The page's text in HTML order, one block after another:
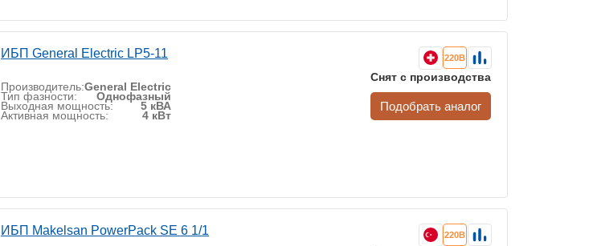
ИБП General Electric LP5-11
Производитель:General Electric
Тип фазности: Однофазный
Выходная мощность: 5 кВА
Активная мощность: 4 кВт
220В
Снят с производства
Подобрать аналог
ИБП Makelsan PowerPack SE 6 1/1 220В